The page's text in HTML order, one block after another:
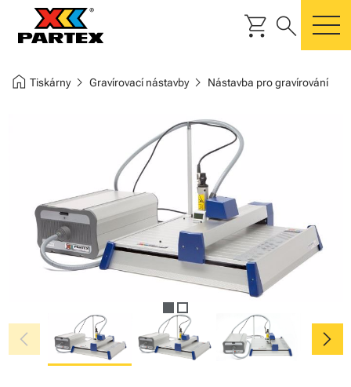
shopping_cart search
home Tiskárnychevron_right Gravírovací nástavbychevron_right Nástavba pro gravírování
chevron_left chevron_right